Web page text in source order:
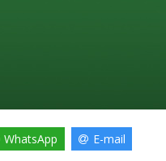
WhatsApp E-mail